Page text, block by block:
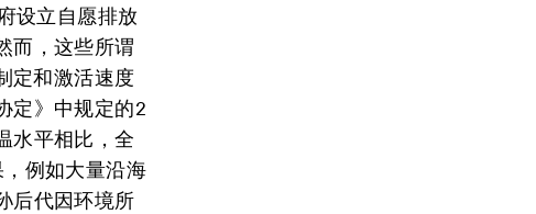
设立自愿排放
而，这些所谓
和激活速度
定》中规定的2
水平相比，全
例如大量沿海
后代因环境所